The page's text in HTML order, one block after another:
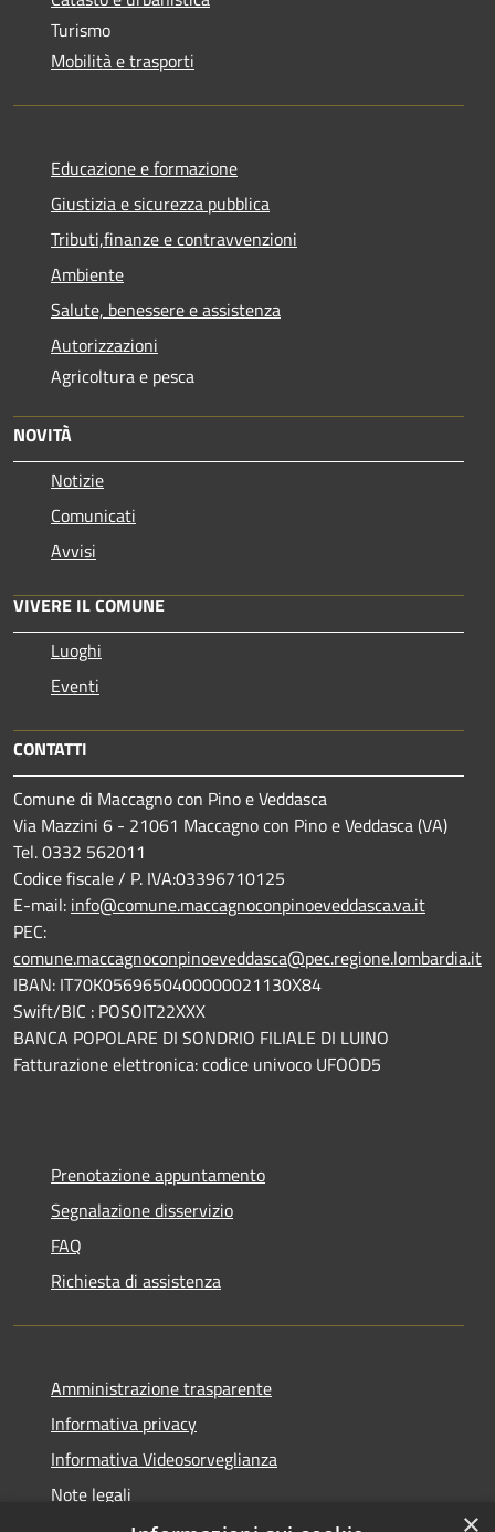
Turismo
Mobilità e trasporti
Educazione e formazione
Giustizia e sicurezza pubblica
Tributi,finanze e contravvenzioni
Ambiente
Salute, benessere e assistenza
Autorizzazioni
Agricoltura e pesca
NOVITÀ
Notizie
Comunicati
Avvisi
VIVERE IL COMUNE
Luoghi
Eventi
CONTATTI
Comune di Maccagno con Pino e Veddasca
Via Mazzini 6 - 21061 Maccagno con Pino e Veddasca (VA)
Tel. 0332 562011
Codice fiscale / P. IVA:03396710125
E-mail: info@comune.maccagnoconpinoeveddasca.va.it
PEC:
comune.maccagnoconpinoeveddasca@pec.regione.lombardia.it
IBAN: IT70K0569650400000021130X84
Swift/BIC : POSOIT22XXX
BANCA POPOLARE DI SONDRIO FILIALE DI LUINO
Fatturazione elettronica: codice univoco UFOOD5
Prenotazione appuntamento
Segnalazione disservizio
FAQ
Richiesta di assistenza
Amministrazione trasparente
Informativa privacy
Informativa Videosorveglianza
Note legali
×